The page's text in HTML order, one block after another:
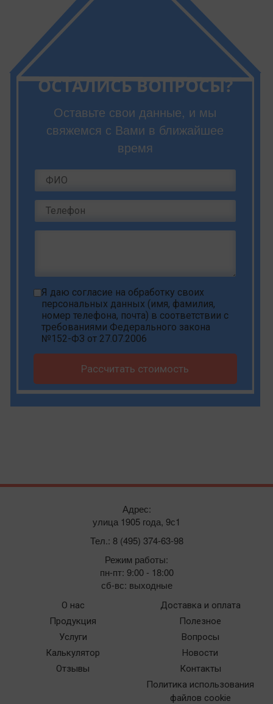
ОСТАЛИСЬ ВОПРОСЫ?
Оставьте свои данные, и мы
свяжемся с Вами в ближайшее
время
Я даю согласие на обработку своих
персональных данных (имя, фамилия,
номер телефона, почта) в соответствии с
требованиями Федерального закона
№152-ФЗ от 27.07.2006
Рассчитать стоимость
О нас
Продукция
Услуги
Калькулятор
Отзывы
Доставка и оплата
Полезное
Вопросы
Новости
Контакты
Политика использования
файлов cookie
Адрес:
улица 1905 года, 9с1
Тел.: 8 (495) 374-63-98
Режим работы:
пн-пт: 9:00 - 18:00
сб-вс: выходные